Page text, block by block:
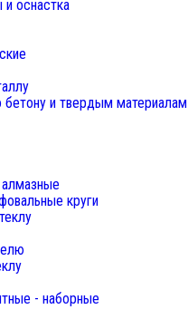
оснастка
бетону и твердым материалам
круги
- наборные